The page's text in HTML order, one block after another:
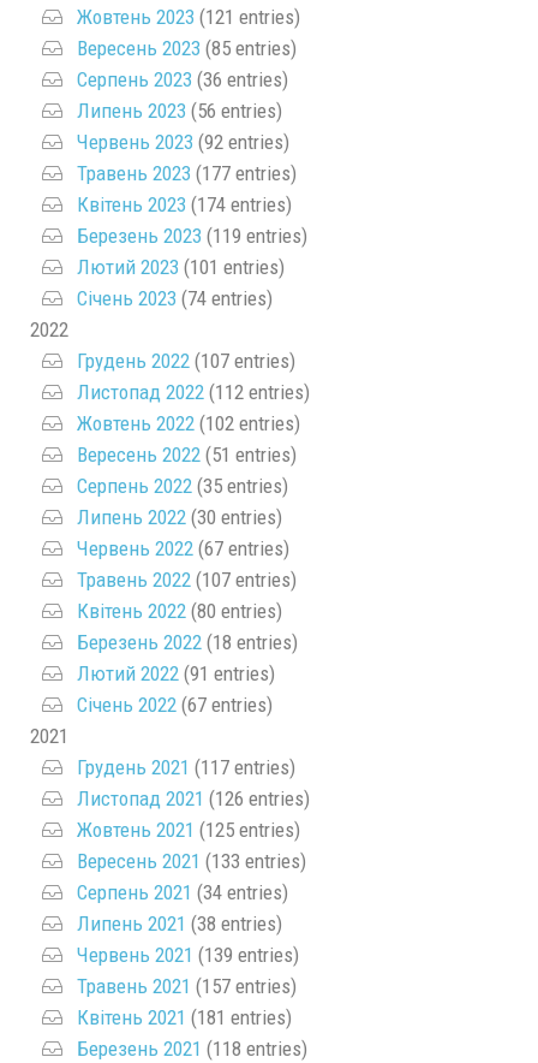
Жовтень 2023 (121 entries)
Вересень 2023 (85 entries)
Серпень 2023 (36 entries)
Липень 2023 (56 entries)
Червень 2023 (92 entries)
Травень 2023 (177 entries)
Квітень 2023 (174 entries)
Березень 2023 (119 entries)
Лютий 2023 (101 entries)
Січень 2023 (74 entries)
2022
Грудень 2022 (107 entries)
Листопад 2022 (112 entries)
Жовтень 2022 (102 entries)
Вересень 2022 (51 entries)
Серпень 2022 (35 entries)
Липень 2022 (30 entries)
Червень 2022 (67 entries)
Травень 2022 (107 entries)
Квітень 2022 (80 entries)
Березень 2022 (18 entries)
Лютий 2022 (91 entries)
Січень 2022 (67 entries)
2021
Грудень 2021 (117 entries)
Листопад 2021 (126 entries)
Жовтень 2021 (125 entries)
Вересень 2021 (133 entries)
Серпень 2021 (34 entries)
Липень 2021 (38 entries)
Червень 2021 (139 entries)
Травень 2021 (157 entries)
Квітень 2021 (181 entries)
Березень 2021 (118 entries)